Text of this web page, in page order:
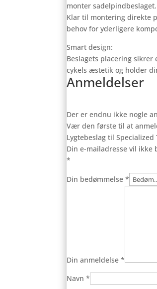
monter sadelpindbeslaget.
Klar til montering direkte
behov for yderligere
Smart design:
Beslagets placering
cykels æstetik og holder
Anmeldelser
Der er endnu ikke nogle
Vær den første til at
Lygtebeslag til Specialized
Din e-mailadresse vil ikke
*
Din bedømmelse*
Din anmeldelse*
Navn*